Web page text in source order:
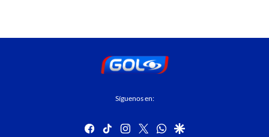
Síguenos en:
facebook
tiktok instagram
twitterwhatsapp
google